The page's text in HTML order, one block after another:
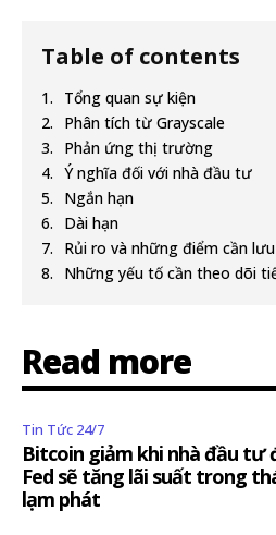
Table of contents
Tổng quan sự kiện
Phân tích từ Grayscale
Phản ứng thị trường
Ý nghĩa đối với nhà đầu tư
Ngắn hạn
Dài hạn
Rủi ro và những điểm cần
Những yếu tố cần theo dõi
Read more
Tin Tức 24/7
Bitcoin giảm khi nhà đầu tư
Fed sẽ tăng lãi suất trong
lạm phát